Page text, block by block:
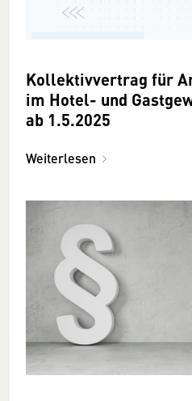
Kollektivvertrag für
im Hotel- und
ab 1.5.2025
Weiterlesen